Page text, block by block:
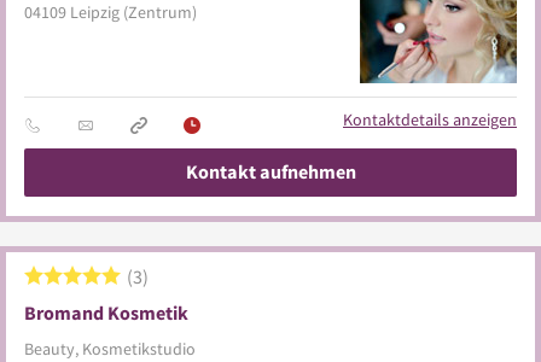
04109 Leipzig (Zentrum)
Kontaktdetails anzeigen
Kontakt aufnehmen
Bromand Kosmetik
Beauty, Kosmetikstudio
3